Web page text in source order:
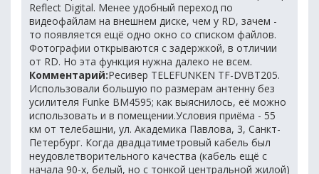
Reflect Digital. Менее удобный переход по
видеофайлам на внешнем диске, чем у RD, зачем -
то появляется ещё одно окно со списком файлов.
Фотографии открываются с задержкой, в отличии
от RD. Но эта функция нужна далеко не всем.
Комментарий:Ресивер TELEFUNKEN TF-DVBT205.
Использовали большую по размерам антенну без
усилителя Funke BM4595; как выяснилось, её можно
использовать и в помещении.Условия приёма - 55
км от телебашни, ул. Академика Павлова, 3, Санкт-
Петербург. Когда двадцатиметровый кабель был
неудовлетворительного качества (кабель ещё с
начала 90-х, белый, но с тонкой центральной жилой)